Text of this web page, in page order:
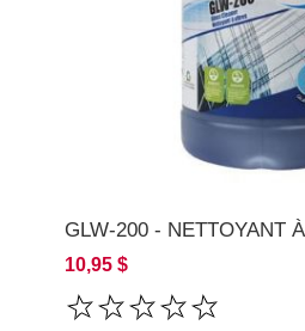
GLW-200 - NETTOYANT
10,95 $